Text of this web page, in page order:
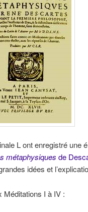
L ont enregistré une
métaphysiques de
idées et
Méditations I à IV :